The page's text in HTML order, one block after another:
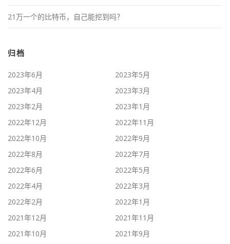
21万一个的比特币，自己能挖到吗？
归档
2023年6月
2023年5月
2023年4月
2023年3月
2023年2月
2023年1月
2022年12月
2022年11月
2022年10月
2022年9月
2022年8月
2022年7月
2022年6月
2022年5月
2022年4月
2022年3月
2022年2月
2022年1月
2021年12月
2021年11月
2021年10月
2021年9月